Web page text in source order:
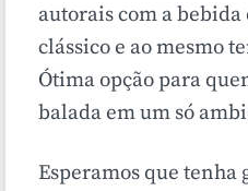
autorais com a bebida
clássico e ao mesmo
Ótima opção para
balada em um só
Esperamos que tenha